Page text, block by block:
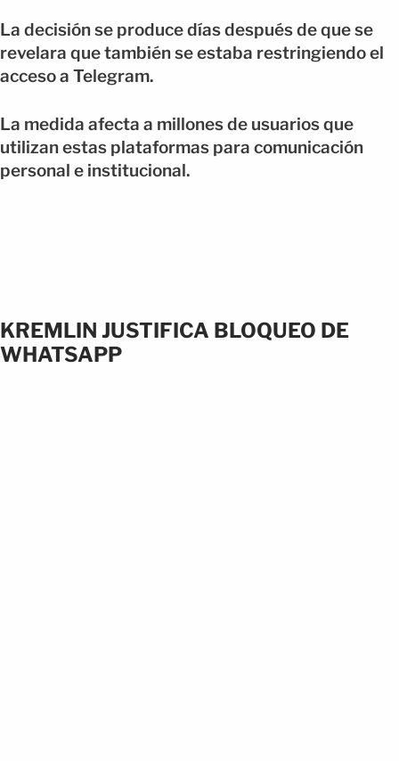
La decisión se produce días después de que se
revelara que también se estaba restringiendo el
acceso a Telegram.
La medida afecta a millones de usuarios que
utilizan estas plataformas para comunicación
personal e institucional.
KREMLIN JUSTIFICA BLOQUEO DE
WHATSAPP